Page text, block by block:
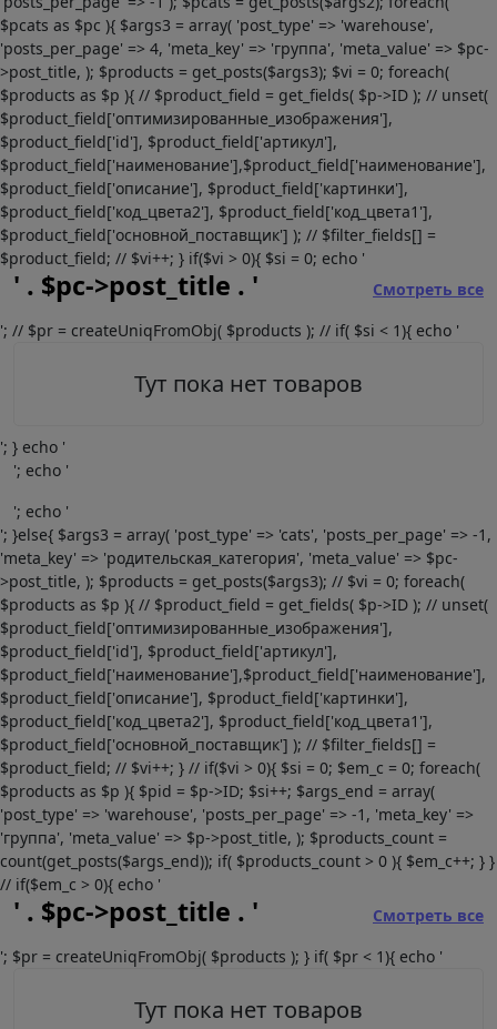
$pcats as $pc ){ $args3 = array( 'post_type' => 'warehouse',
'posts_per_page' => 4, 'meta_key' => 'группа', 'meta_value' => $pc-
>post_title, ); $products = get_posts($args3); $vi = 0; foreach(
$products as $p ){ // $product_field = get_fields( $p->ID ); // unset(
$product_field['оптимизированные_изображения'],
$product_field['id'], $product_field['артикул'],
$product_field['наименование'],$product_field['наименование'],
$product_field['описание'], $product_field['картинки'],
$product_field['код_цвета2'], $product_field['код_цвета1'],
$product_field['основной_поставщик'] ); // $filter_fields[] =
$product_field; // $vi++; } if($vi > 0){ $si = 0; echo '
' . $pc->post_title . '
Смотреть все
'; // $pr = createUniqFromObj( $products ); // if( $si < 1){ echo '
Тут пока нет товаров
'; } echo '
'; echo '
'; echo '
'; }else{ $args3 = array( 'post_type' => 'cats', 'posts_per_page' => -1,
'meta_key' => 'родительская_категория', 'meta_value' => $pc-
>post_title, ); $products = get_posts($args3); // $vi = 0; foreach(
$products as $p ){ // $product_field = get_fields( $p->ID ); // unset(
$product_field['оптимизированные_изображения'],
$product_field['id'], $product_field['артикул'],
$product_field['наименование'],$product_field['наименование'],
$product_field['описание'], $product_field['картинки'],
$product_field['код_цвета2'], $product_field['код_цвета1'],
$product_field['основной_поставщик'] ); // $filter_fields[] =
$product_field; // $vi++; } // if($vi > 0){ $si = 0; $em_c = 0; foreach(
$products as $p ){ $pid = $p->ID; $si++; $args_end = array(
'post_type' => 'warehouse', 'posts_per_page' => -1, 'meta_key' =>
'группа', 'meta_value' => $p->post_title, ); $products_count =
count(get_posts($args_end)); if( $products_count > 0 ){ $em_c++; } }
// if($em_c > 0){ echo '
' . $pc->post_title . '
Смотреть все
'; $pr = createUniqFromObj( $products ); } if( $pr < 1){ echo '
Тут пока нет товаров